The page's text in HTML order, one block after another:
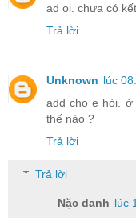
ad oi. chưa có
Trả lời
Unknown lúc
add cho e hỏi.
thế nào ?
Trả lời
Trả lời
Nặc danh lúc